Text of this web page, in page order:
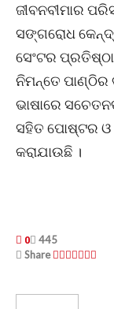
ଜୀବନବୀମାର
ସଙ୍ଗରୋଧ
ସେଂଟର
ନିମନ୍ତେ ପାଣ୍ଠିର
ଭାଷାରେ
ସହିତ ପୋଷ୍ଟର ଓ
କରାଯାଉଛି ।
0
445
Share